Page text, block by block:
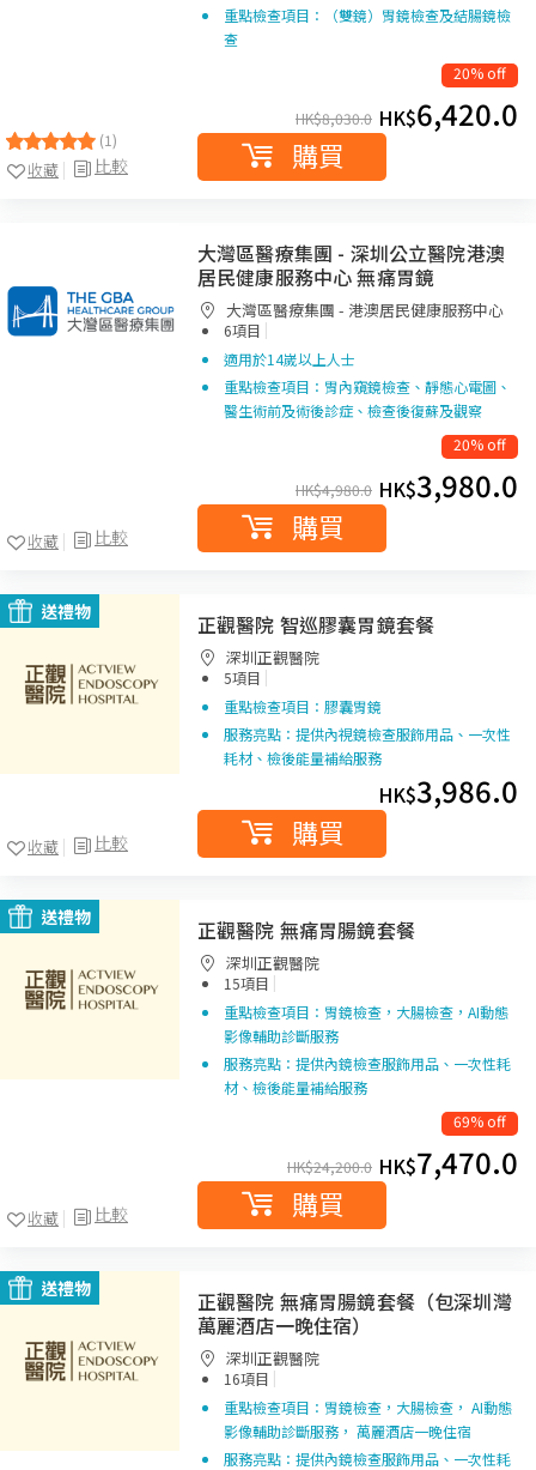
(1)
比較
收藏
重點檢查項目：（雙鏡）胃鏡檢查及結腸鏡檢
查
20% off
HK$8,030.0 HK$6,420.0
購買
比較
收藏
大灣區醫療集團 - 深圳公立醫院港澳
居民健康服務中心 無痛胃鏡
大灣區醫療集團 - 港澳居民健康服務中心
6項目 |
適用於14嵗以上人士
重點檢查項目：胃內窺鏡檢查、靜態心電圖、
醫生術前及術後診症、檢查後復蘇及觀察
20% off
HK$4,980.0 HK$3,980.0
購買
送禮物
比較
收藏
正觀醫院 智巡膠囊胃鏡套餐
深圳正觀醫院
5項目 |
重點檢查項目：膠囊胃鏡
服務亮點：提供內視鏡檢查服飾用品、一次性
耗材、檢後能量補給服務
HK$3,986.0
購買
送禮物
比較
收藏
正觀醫院 無痛胃腸鏡套餐
深圳正觀醫院
15項目 |
重點檢查項目：胃鏡檢查，大腸檢查，AI動態
影像輔助診斷服務
服務亮點：提供內鏡檢查服飾用品、一次性耗
材、檢後能量補給服務
69% off
HK$24,200.0 HK$7,470.0
購買
送禮物
正觀醫院 無痛胃腸鏡套餐（包深圳灣
萬麗酒店一晚住宿）
深圳正觀醫院
16項目 |
重點檢查項目：胃鏡檢查，大腸檢查， AI動態
影像輔助診斷服務， 萬麗酒店一晚住宿
服務亮點：提供內鏡檢查服飾用品、一次性耗